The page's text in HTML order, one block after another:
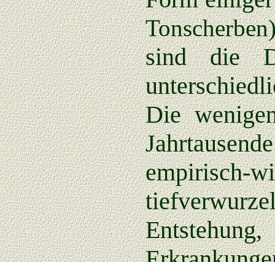
sind die
Die
empirisch-